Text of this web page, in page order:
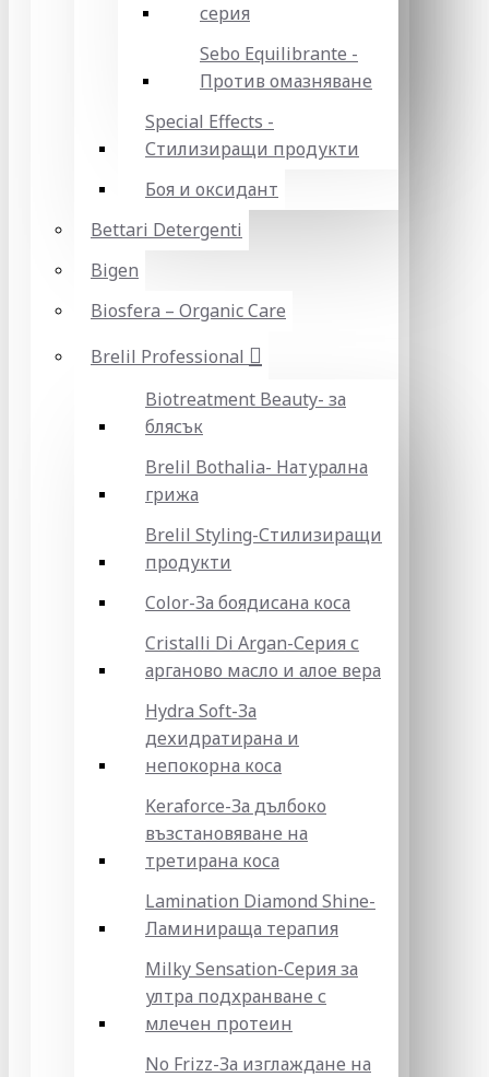
серия
Sebo Equilibrante -
Против омазняване
Special Effects -
Стилизиращи продукти
Боя и оксидант
Bettari Detergenti
Bigen
Biosfera – Organic Care
Brelil Professional
Biotreatment Beauty- за
блясък
Brelil Bothalia- Натурална
грижа
Brelil Styling-Стилизиращи
продукти
Color-За боядисана коса
Cristalli Di Argan-Серия с
арганово масло и алое вера
Hydra Soft-За
дехидратирана и
непокорна коса
Keraforce-За дълбоко
възстановяване на
третирана коса
Lamination Diamond Shine-
Ламинираща терапия
Milky Sensation-Серия за
ултра подхранване с
млечен протеин
No Frizz-За изглаждане на